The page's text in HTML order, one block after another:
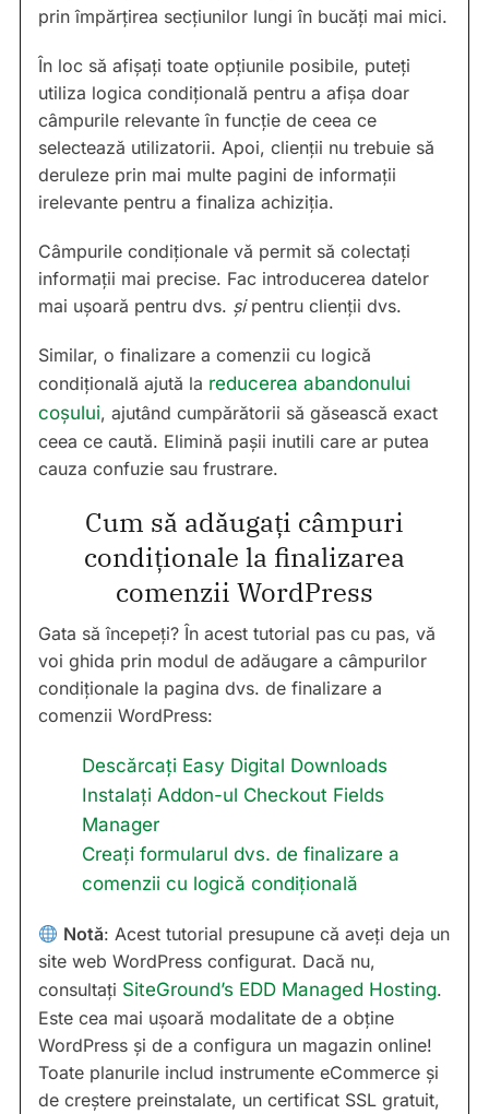
prin împărțirea secțiunilor lungi în bucăți mai mici.
În loc să afișați toate opțiunile posibile, puteți
utiliza logica condițională pentru a afișa doar
câmpurile relevante în funcție de ceea ce
selectează utilizatorii. Apoi, clienții nu trebuie să
deruleze prin mai multe pagini de informații
irelevante pentru a finaliza achiziția.
Câmpurile condiționale vă permit să colectați
informații mai precise. Fac introducerea datelor
mai ușoară pentru dvs. șipentru clienții dvs.
Similar, o finalizare a comenzii cu logică
condițională ajută la reducerea abandonului
coșului, ajutând cumpărătorii să găsească exact
ceea ce caută. Elimină pașii inutili care ar putea
cauza confuzie sau frustrare.
Cum să adăugați câmpuri
condiționale la finalizarea
comenzii WordPress
Gata să începeți? În acest tutorial pas cu pas, vă
voi ghida prin modul de adăugare a câmpurilor
condiționale la pagina dvs. de finalizare a
comenzii WordPress:
Descărcați Easy Digital Downloads
Instalați Addon-ul Checkout Fields
Manager
Creați formularul dvs. de finalizare a
comenzii cu logică condițională
Notă: Acest tutorial presupune că aveți deja un
site web WordPress configurat. Dacă nu,
consultați SiteGround’s EDD Managed Hosting.
Este cea mai ușoară modalitate de a obține
WordPress și de a configura un magazin online!
Toate planurile includ instrumente eCommerce și
de creștere preinstalate, un certificat SSL gratuit,